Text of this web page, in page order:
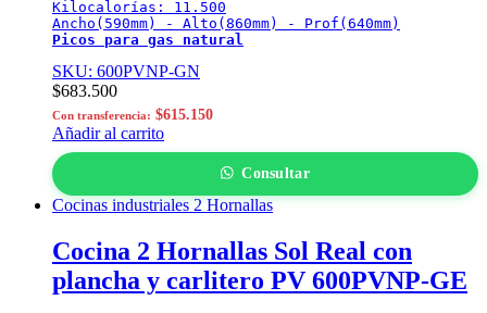
Kilocalorías: 11.500
Picos para gas natural
SKU: 600PVNP-GN
$683.500
Con transferencia: $615.150
Añadir al carrito
Consultar
Cocinas industriales 2 Hornallas
Cocina 2 Hornallas Sol Real con
plancha y carlitero PV 600PVNP-GE